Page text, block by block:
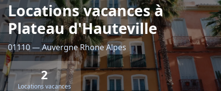
Locations vacances à
Plateau d'Hauteville
01110 — Auvergne Rhone Alpes
2
Locations vacances